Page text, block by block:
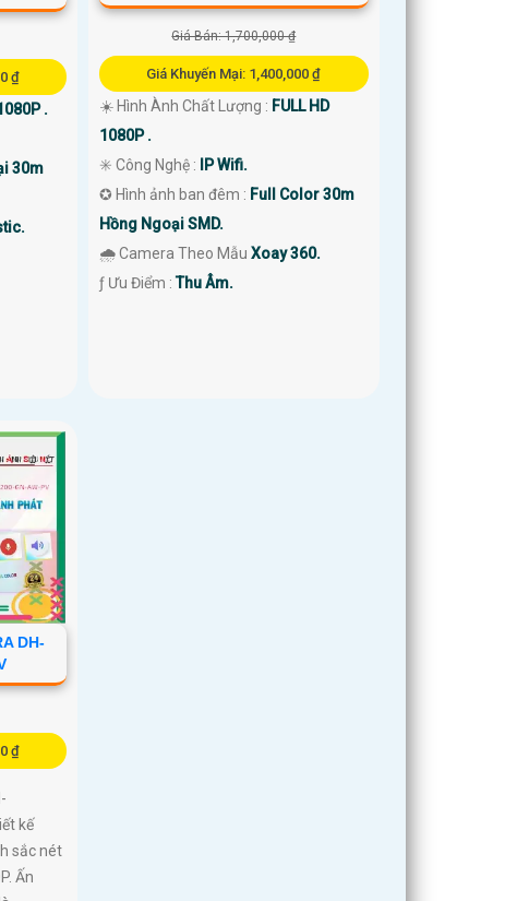
₫
.
30m
Giá Bán: 1,700,000 ₫
Giá Khuyến Mại: 1,400,000 ₫
☀️ Hình Ành Chất Lượng : FULL HD
1080P .
✳️ Công Nghệ :
IP Wifi.
✪ Hình ảnh ban đêm : Full Color 30m
Hồng Ngoại SMD.
🌧️ Camera Theo MẫuXoay 360.
️ƒ Ưu Điểm :Thu Âm.
DH-
₫
kế
sắc nét
Ấn